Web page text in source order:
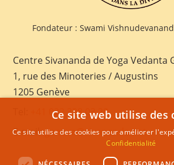
Fondateur : Swami
Centre Sivananda de Yoga Vedanta
1, rue des Minoteries / Augustins
1205 Genève
+41 022 328 03 28
E-mail:geneva@sivananda.net
Ce site web utilise des
Ce site utilise des cookies pour améliorer
Confidentialité